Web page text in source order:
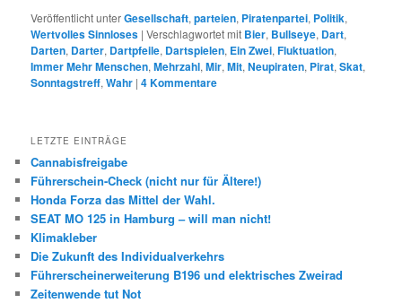
Veröffentlicht unterGesellschaft,parteien, Piratenpartei, Politik,
Wertvolles Sinnloses |Verschlagwortet mit Bier, Bullseye, Dart,
Darten, Darter, Dartpfeile, Dartspielen, Ein Zwei,Fluktuation,
Immer Mehr Menschen,Mehrzahl,Mir,Mit,Neupiraten, Pirat,Skat,
Sonntagstreff,Wahr |4Kommentare
LETZTE EINTRÄGE
Cannabisfreigabe
Führerschein-Check (nicht nur für Ältere!)
Honda Forza das Mittel der Wahl.
SEAT MO 125 in Hamburg – will man nicht!
Klimakleber
Die Zukunft des Individualverkehrs
Führerscheinerweiterung B196 und elektrisches Zweirad
Zeitenwende tut Not